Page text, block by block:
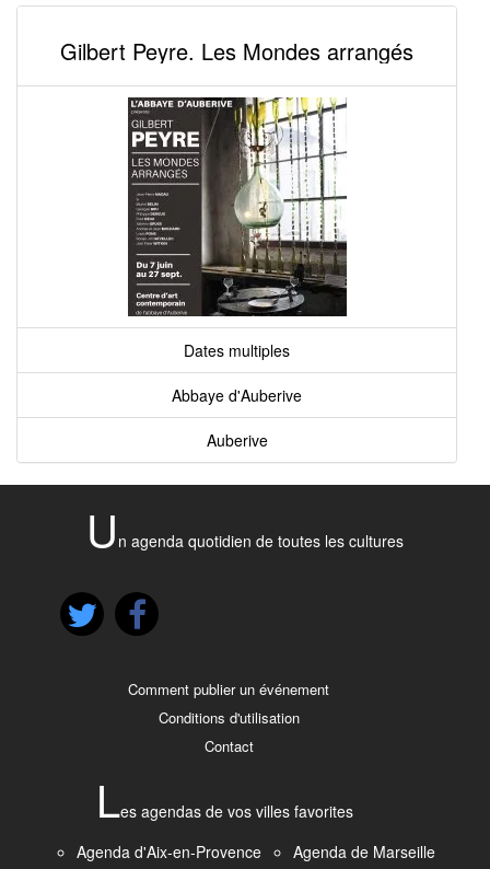
Gilbert Peyre. Les Mondes arrangés
Dates multiples
Abbaye d'Auberive
Auberive
U n agenda quotidien de toutes les cultures
Comment publier un événement
Conditions d'utilisation
Contact
Les agendas de vos villes favorites
Agenda d'Aix-en-Provence
Agenda de Marseille